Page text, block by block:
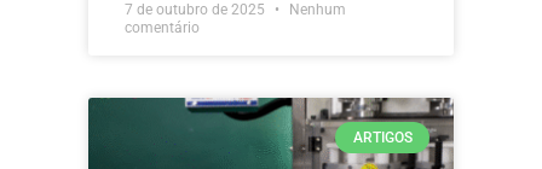
7 de outubro de 2025
Nenhum
comentário
ARTIGOS